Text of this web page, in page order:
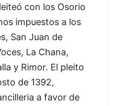
con los Osorio
impuestos a los
San Juan de
La Chana,
y Rimor. El pleito
de 1392,
a favor de